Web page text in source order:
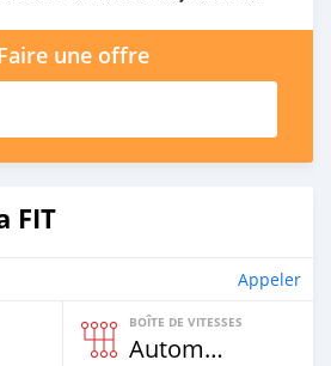
une offre
FIT
Appeler
BOÎTE DE VITESSES
Automatique